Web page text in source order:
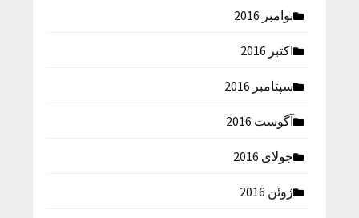
نوامبر 2016
اکتبر 2016
سپتامبر 2016
آگوست 2016
جولای 2016
ژوئن 2016